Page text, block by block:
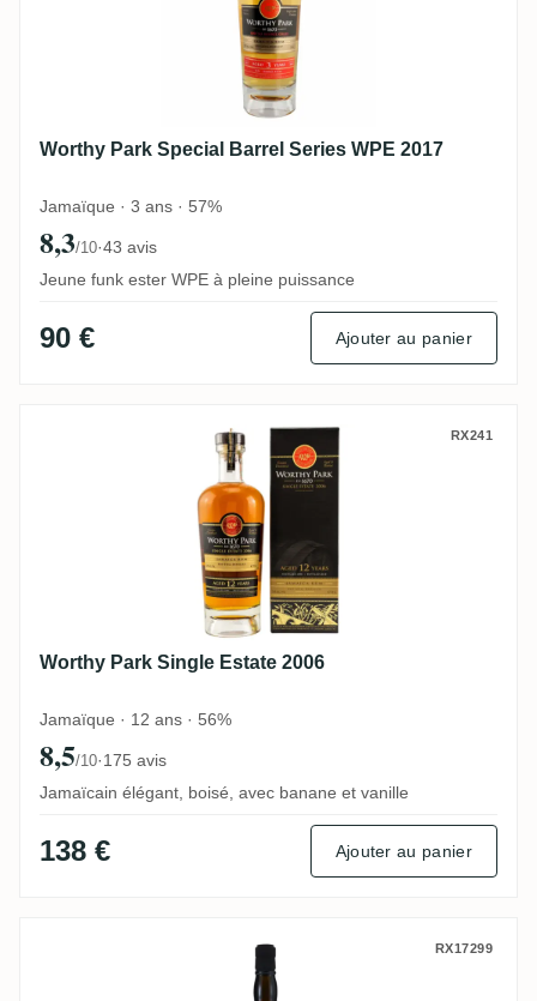
Worthy Park Special Barrel Series WPE 2017
Jamaïque · 3 ans · 57%
8,3/10·43 avis
Jeune funk ester WPE à pleine puissance
90 € Ajouter au panier
Worthy Park Single Estate 2006 RX241
Worthy Park Single Estate 2006
Jamaïque · 12 ans · 56%
8,5/10·175 avis
Jamaïcain élégant, boisé, avec banane et vanille
138 € Ajouter au panier
The Nectar Of The Daily Drams Jamaica
RX17299